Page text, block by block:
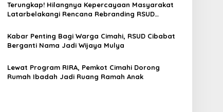
Terungkap! Hilangnya Kepercayaan Masyarakat
Latarbelakangi Rencana Rebranding RSUD
Kabar Penting Bagi Warga Cimahi, RSUD Cibabat
Berganti Nama Jadi Wijaya Mulya
Lewat Program RIRA, Pemkot Cimahi Dorong
Rumah Ibadah Jadi Ruang Ramah Anak